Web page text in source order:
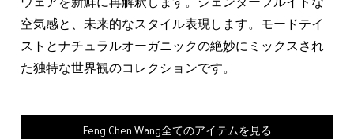
ウェアを新鮮に再解釈します。ジェンダーフルイドな
空気感と、未来的なスタイル表現します。モードテイ
ストとナチュラルオーガニックの絶妙にミックスされ
た独特な世界観のコレクションです。
Feng Chen Wang全てのアイテムを見る